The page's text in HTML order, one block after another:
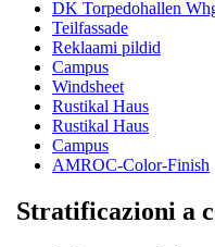
DK Torpedohallen
Teilfassade
Reklaami pildid
Campus
Windsheet
Rustikal Haus
Rustikal Haus
Campus
AMROC-Color-Finish
Stratificazioni a